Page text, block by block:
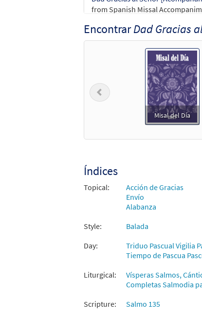
from Spanish Missal
$2.75 30104581 DIGITAL
Dad Gracias al Señor [Letra y
from Flor y Canto tercera edición
2.15 DIGITAL
Dad Gracias al Senor [Coral –
EncontrarDad Gracias
Misal del Día
Previous
Índices
Topical:
Acción de Gracias
Envío
Alabanza
Style:
Balada
Day:
Triduo Pascual Vigilia
Tiempo de Pascua
Liturgical:
Vísperas Salmos,
Completas Salmodia
Scripture:
Salmo 135